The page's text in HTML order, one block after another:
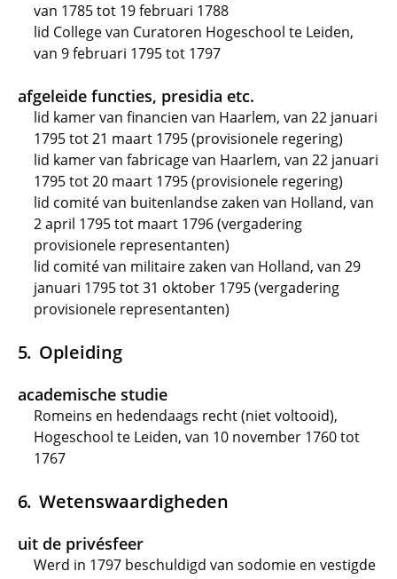
van 1785 tot 19 februari 1788
lid College van Curatoren Hogeschool te Leiden,
van 9 februari 1795 tot 1797
afgeleide functies, presidia etc.
lid kamer van financien van Haarlem, van 22 januari
1795 tot 21 maart 1795 (provisionele regering)
lid kamer van fabricage van Haarlem, van 22 januari
1795 tot 20 maart 1795 (provisionele regering)
lid comité van buitenlandse zaken van Holland, van
2 april 1795 tot maart 1796 (vergadering
provisionele representanten)
lid comité van militaire zaken van Holland, van 29
januari 1795 tot 31 oktober 1795 (vergadering
provisionele representanten)
Opleiding
academische studie
Romeins en hedendaags recht (niet voltooid),
Hogeschool te Leiden, van 10 november 1760 tot
1767
Wetenswaardigheden
uit de privésfeer
Werd in 1797 beschuldigd van sodomie en vestigde